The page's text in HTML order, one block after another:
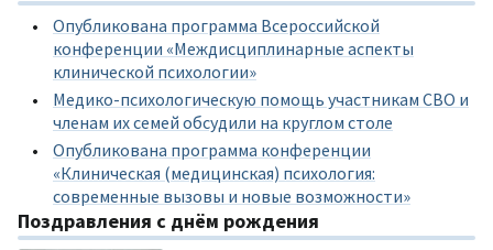
Опубликована программа Всероссийской
конференции «Междисциплинарные аспекты
клинической психологии»
Медико-психологическую помощь участникам СВО и
членам их семей обсудили на круглом столе
Опубликована программа конференции
«Клиническая (медицинская) психология:
современные вызовы и новые возможности»
Поздравления с днём рождения